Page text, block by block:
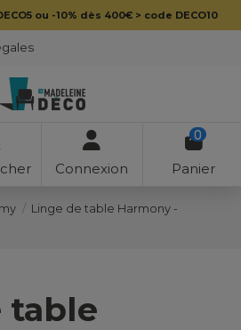
ou -10% dès 400€ > code DECO10
Connexion
0
Panier
Linge de table Harmony -
table